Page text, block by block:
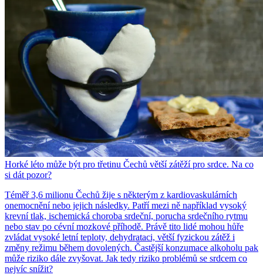
Horké léto může být pro třetinu Čechů větší zátěží pro srdce. Na co
si dát pozor?
Téměř 3,6 milionu Čechů žije s některým z kardiovaskulárních
onemocnění nebo jejich následky. Patří mezi ně například vysoký
krevní tlak, ischemická choroba srdeční, porucha srdečního rytmu
nebo stav po cévní mozkové příhodě. Právě tito lidé mohou hůře
zvládat vysoké letní teploty, dehydrataci, větší fyzickou zátěž i
změny režimu během dovolených. Častější konzumace alkoholu pak
může riziko dále zvyšovat. Jak tedy riziko problémů se srdcem co
nejvíc snížit?